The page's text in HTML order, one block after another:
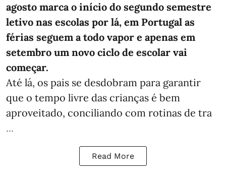
agosto marca o início do segundo semestre
letivo nas escolas por lá, em Portugal as
férias seguem a todo vapor e apenas em
setembro um novo ciclo de escolar vai
começar.
Até lá, os pais se desdobram para garantir
que o tempo livre das crianças é bem
aproveitado, conciliando com rotinas de tra
...
Read More